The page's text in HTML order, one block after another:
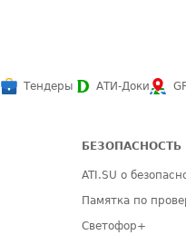
Тендеры АТИ-Доки
БЕЗОПАСНОСТЬ
ATI.SU о
Памятка по
Светофор+